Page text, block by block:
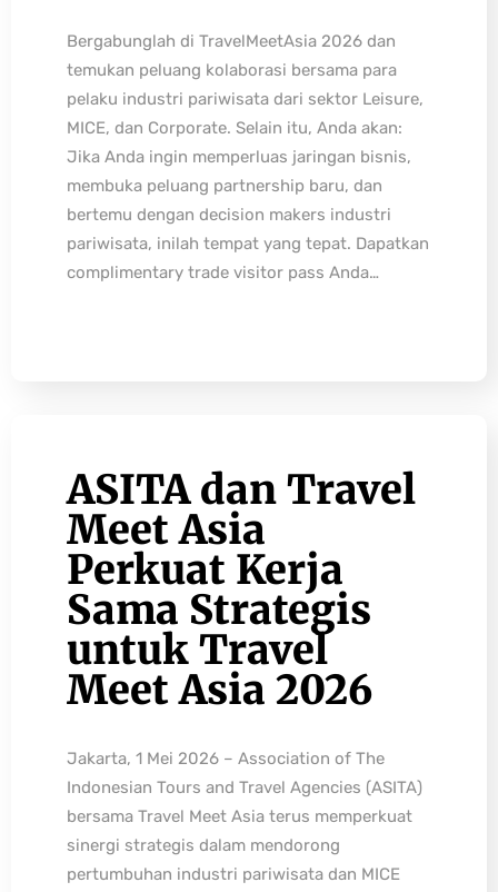
Bergabunglah di TravelMeetAsia 2026 dan
temukan peluang kolaborasi bersama para
pelaku industri pariwisata dari sektor Leisure,
MICE, dan Corporate. Selain itu, Anda akan:
Jika Anda ingin memperluas jaringan bisnis,
membuka peluang partnership baru, dan
bertemu dengan decision makers industri
pariwisata, inilah tempat yang tepat. Dapatkan
complimentary trade visitor pass Anda…
ASITA dan Travel
Meet Asia
Perkuat Kerja
Sama Strategis
untuk Travel
Meet Asia 2026
Jakarta, 1 Mei 2026 – Association of The
Indonesian Tours and Travel Agencies (ASITA)
bersama Travel Meet Asia terus memperkuat
sinergi strategis dalam mendorong
pertumbuhan industri pariwisata dan MICE